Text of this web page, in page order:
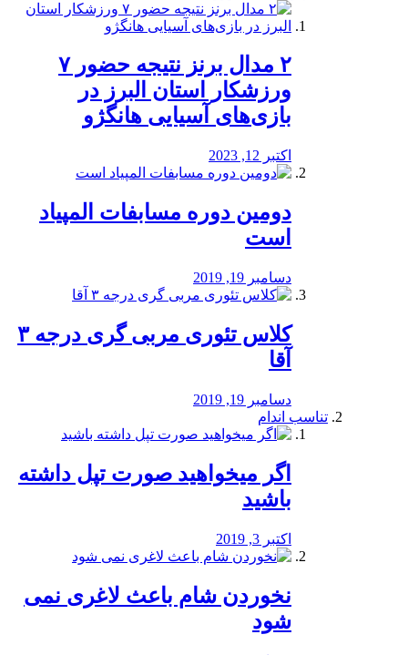
۲ مدال برنز نتیجه حضور ۷
ورزشکار استان البرز در
بازی‌های آسیایی هانگژو
اکتبر 12, 2023
دومین دوره مسابفات المپیاد
است
دسامبر 19, 2019
کلاس تئوری مربی گری درجه ۳
آقا
دسامبر 19, 2019
تناسب اندام
اگر میخواهید صورت تپل داشته
باشید
اکتبر 3, 2019
نخوردن شام باعث لاغری نمی
‌شود